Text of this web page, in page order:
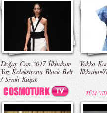
Doğay Can 2017 İlkbahar-
Yaz Koleksiyonu Black Belt
/ Siyah Kuşak
Vakko
İlkbahar-
TÜM